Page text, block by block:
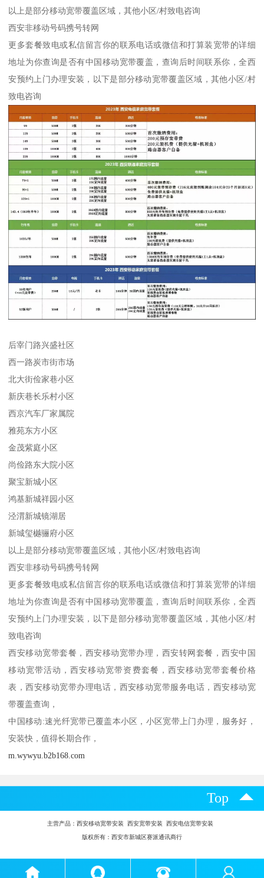
以上是部分移动宽带覆盖区域，其他小区/村致电咨询
西安非移动号码携号转网
更多套餐致电或私信留言你的联系电话或微信和打算装宽带的详细
地址为你查询是否有中国移动宽带覆盖，查询后时间联系你，全西
安预约上门办理安装，以下是部分移动宽带覆盖区域，其他小区/村
致电咨询
后宰门路兴盛社区
西一路炭市街市场
北大街俭家巷小区
新庆巷长乐村小区
西京汽车厂家属院
雅苑东方小区
金茂紫庭小区
尚俭路东大院小区
聚宝新城小区
鸿基新城祥园小区
泾渭新城镜湖居
新城玺樾骊府小区
以上是部分移动宽带覆盖区域，其他小区/村致电咨询
西安非移动号码携号转网
更多套餐致电或私信留言你的联系电话或微信和打算装宽带的详细
地址为你查询是否有中国移动宽带覆盖，查询后时间联系你，全西
安预约上门办理安装，以下是部分移动宽带覆盖区域，其他小区/村
致电咨询
西安移动宽带套餐，西安移动宽带办理，西安转网套餐，西安中国
移动宽带活动，西安移动宽带资费套餐，西安移动宽带套餐价格
表，西安移动宽带办理电话，西安移动宽带服务电话，西安移动宽
带覆盖查询，
中国移动:速光纤宽带已覆盖本小区，小区宽带上门办理，服务好，
安装快，值得长期合作，
m.wywyu.b2b168.com
Top
主营产品： 西安移动宽带安装 西安宽带安装 西安电信宽带安装
版权所有：西安市新城区赛派通讯商行